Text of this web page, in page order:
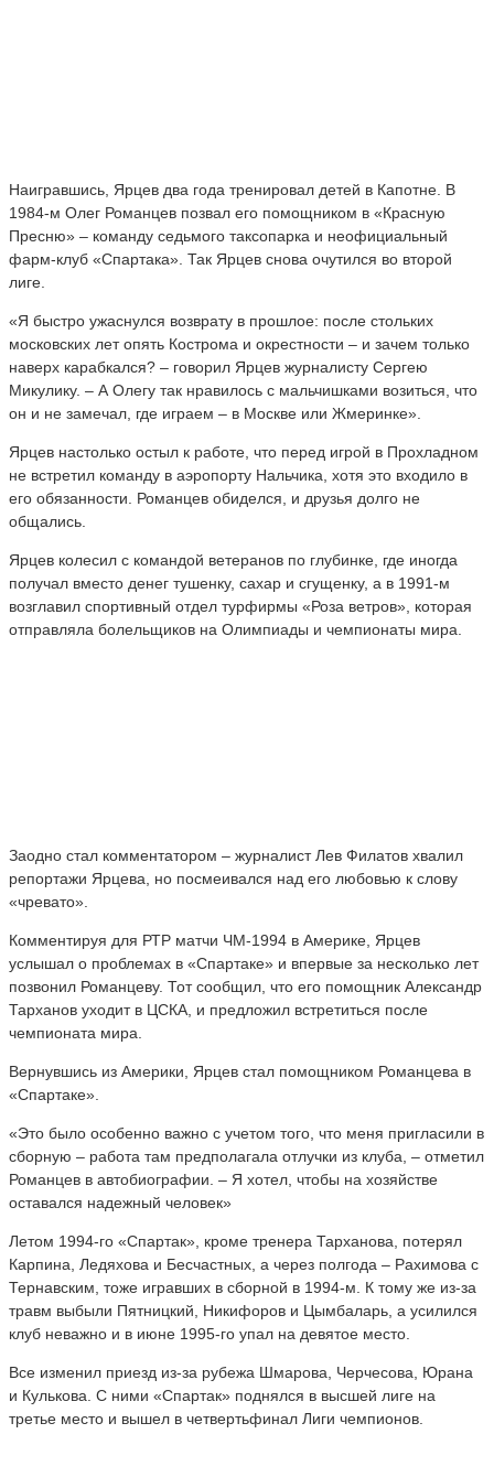
Наигравшись, Ярцев два года тренировал детей в Капотне. В
1984-м Олег Романцев позвал его помощником в «Красную
Пресню» – команду седьмого таксопарка и неофициальный
фарм-клуб «Спартака». Так Ярцев снова очутился во второй
лиге.
«Я быстро ужаснулся возврату в прошлое: после стольких
московских лет опять Кострома и окрестности – и зачем только
наверх карабкался? – говорил Ярцев журналисту Сергею
Микулику. – А Олегу так нравилось с мальчишками возиться, что
он и не замечал, где играем – в Москве или Жмеринке».
Ярцев настолько остыл к работе, что перед игрой в Прохладном
не встретил команду в аэропорту Нальчика, хотя это входило в
его обязанности. Романцев обиделся, и друзья долго не
общались.
Ярцев колесил с командой ветеранов по глубинке, где иногда
получал вместо денег тушенку, сахар и сгущенку, а в 1991-м
возглавил спортивный отдел турфирмы «Роза ветров», которая
отправляла болельщиков на Олимпиады и чемпионаты мира.
Заодно стал комментатором – журналист Лев Филатов хвалил
репортажи Ярцева, но посмеивался над его любовью к слову
«чревато».
Комментируя для РТР матчи ЧМ-1994 в Америке, Ярцев
услышал о проблемах в «Спартаке» и впервые за несколько лет
позвонил Романцеву. Тот сообщил, что его помощник Александр
Тарханов уходит в ЦСКА, и предложил встретиться после
чемпионата мира.
Вернувшись из Америки, Ярцев стал помощником Романцева в
«Спартаке».
«Это было особенно важно с учетом того, что меня пригласили в
сборную – работа там предполагала отлучки из клуба, – отметил
Романцев в автобиографии. – Я хотел, чтобы на хозяйстве
оставался надежный человек»
Летом 1994-го «Спартак», кроме тренера Тарханова, потерял
Карпина, Ледяхова и Бесчастных, а через полгода – Рахимова с
Тернавским, тоже игравших в сборной в 1994-м. К тому же из-за
травм выбыли Пятницкий, Никифоров и Цымбаларь, а усилился
клуб неважно и в июне 1995-го упал на девятое место.
Все изменил приезд из-за рубежа Шмарова, Черчесова, Юрана
и Кулькова. С ними «Спартак» поднялся в высшей лиге на
третье место и вышел в четвертьфинал Лиги чемпионов.